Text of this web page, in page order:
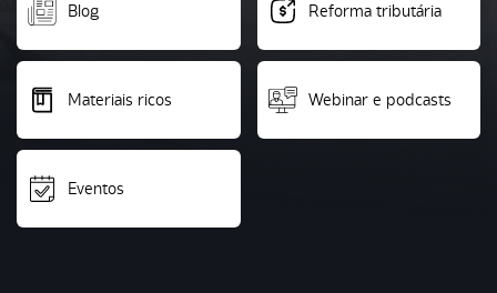
Blog Reforma tributária
Materiais ricos Webinar e podcasts
Eventos